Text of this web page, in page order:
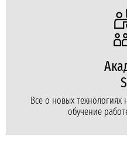
Все о новых
обучение